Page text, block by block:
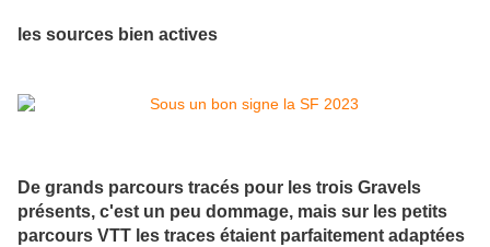
les sources bien actives
De grands parcours tracés pour les trois Gravels
présents, c'est un peu dommage, mais sur les petits
parcours VTT les traces étaient parfaitement adaptées